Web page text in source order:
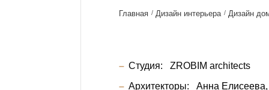
Главная Дизайн интерьера Дизайн
Студия: ZROBIM architects
Архитекторы: Анна Елисеева